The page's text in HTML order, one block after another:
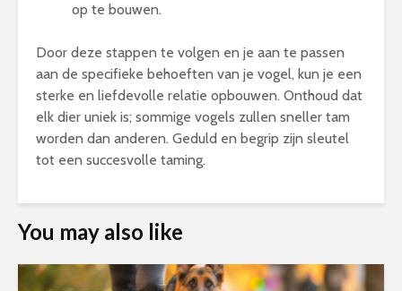
op te bouwen.
Door deze stappen te volgen en je aan te passen
aan de specifieke behoeften van je vogel, kun je een
sterke en liefdevolle relatie opbouwen. Onthoud dat
elk dier uniek is; sommige vogels zullen sneller tam
worden dan anderen. Geduld en begrip zijn sleutel
tot een succesvolle taming.
You may also like